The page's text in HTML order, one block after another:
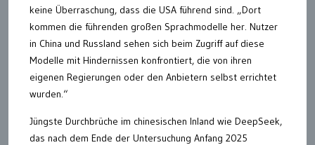
keine Überraschung, dass die USA führend sind. „Dort
kommen die führenden großen Sprachmodelle her. Nutzer
in China und Russland sehen sich beim Zugriff auf diese
Modelle mit Hindernissen konfrontiert, die von ihren
eigenen Regierungen oder den Anbietern selbst errichtet
wurden.“
Jüngste Durchbrüche im chinesischen Inland wie DeepSeek,
das nach dem Ende der Untersuchung Anfang 2025